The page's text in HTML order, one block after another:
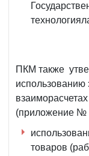
ПКМ также
использованию
(приложение №
товаров